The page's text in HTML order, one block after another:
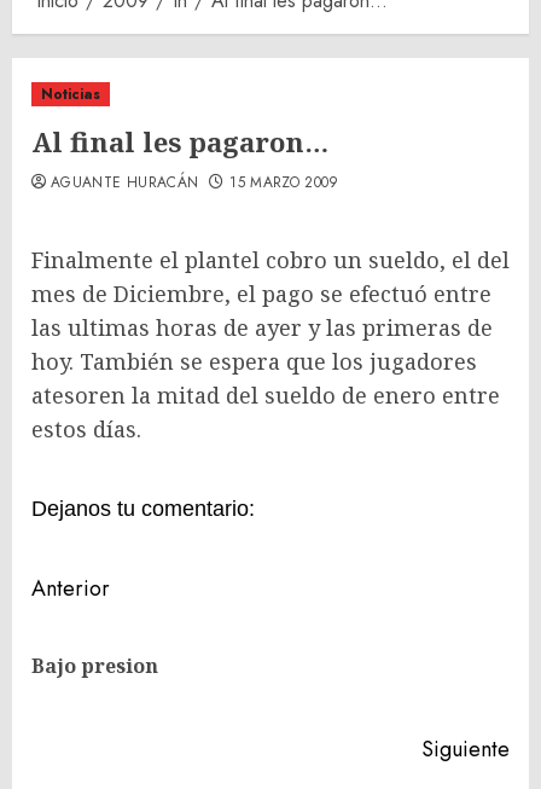
Noticias
Al final les pagaron…
AGUANTE HURACÁN 15 MARZO 2009
Finalmente el plantel cobro un sueldo, el del
mes de Diciembre, el pago se efectuó entre
las ultimas horas de ayer y las primeras de
hoy. También se espera que los jugadores
atesoren la mitad del sueldo de enero entre
estos días.
Dejanos tu comentario:
Navegación
entradas
Anterior
Bajo presion
Siguiente